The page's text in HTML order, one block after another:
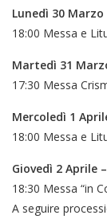
Lunedì 30 Marzo
18:00 Messa e
Martedì 31
17:30 Messa
Mercoledì 1
18:00 Messa e
Giovedì 2 Aprile
18:30 Messa “in
A seguire